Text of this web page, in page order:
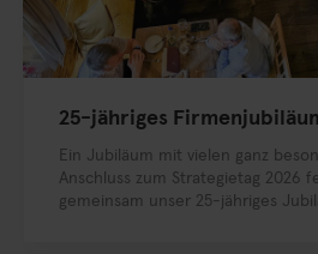
25-jähriges
Ein Jubiläum mit vielen ganz
Anschluss zum Strategietag 2026
gemeinsam unser 25-jähriges